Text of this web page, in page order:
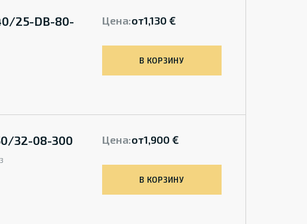
25-DB-80-
Цена:от1,130 €
В КОРЗИНУ
32-08-300 Цена:от1,900 €
В КОРЗИНУ